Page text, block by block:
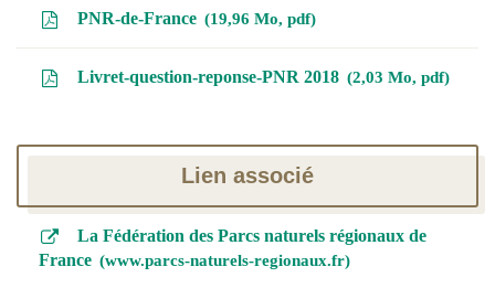
PNR-de-France 19,96 Mo, pdf
Livret-question-reponse-PNR 2018 2,03 Mo, pdf
Lien associé
La Fédération des Parcs naturels régionaux de
France
www.parcs-naturels-regionaux.fr